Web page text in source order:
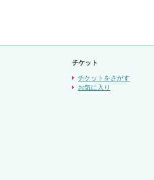
チケット
チケットをさがす
お気に入り